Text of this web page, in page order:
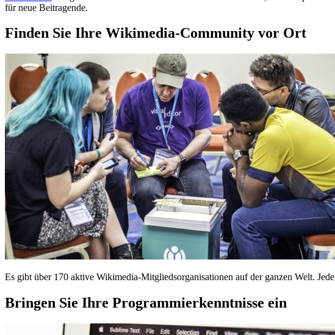
für neue Beitragende.
Finden Sie Ihre Wikimedia-Community vor Ort
Es gibt über 170 aktive Wikimedia-Mitgliedsorganisationen auf der ganzen Welt.
Bringen Sie Ihre Programmierkenntnisse ein